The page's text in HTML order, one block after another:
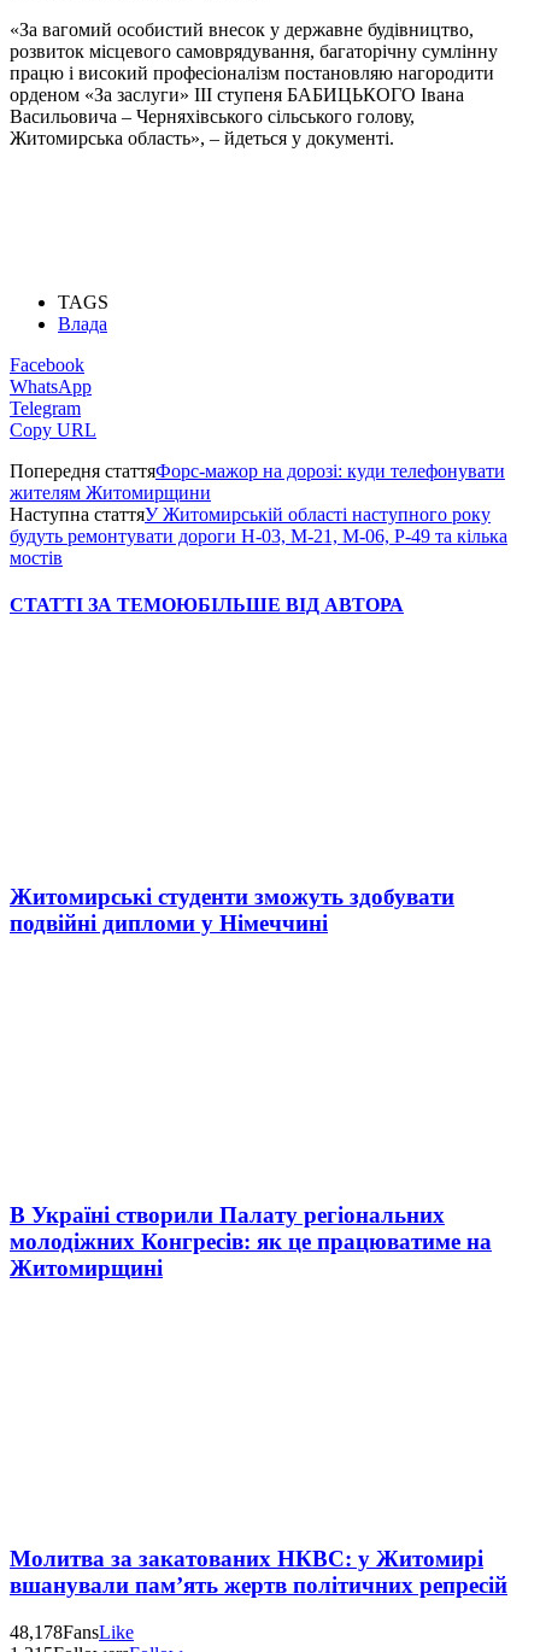
«За вагомий особистий внесок у державне будівництво,
розвиток місцевого самоврядування, багаторічну сумлінну
працю і високий професіоналізм постановляю нагородити
орденом «За заслуги» III ступеня БАБИЦЬКОГО Івана
Васильовича – Черняхівського сільського голову,
Житомирська область», – йдеться у документі.
TAGS
Влада
Facebook
WhatsApp
Telegram
Copy URL
Попередня статтяФорс-мажор на дорозі: куди телефонувати
жителям Житомирщини
Наступна статтяУ Житомирській області наступного року
будуть ремонтувати дороги Н-03, М-21, М-06, Р-49 та кілька
мостів
СТАТТІ ЗА ТЕМОЮБІЛЬШЕ ВІД АВТОРА
Житомирські студенти зможуть здобувати
подвійні дипломи у Німеччині
В Україні створили Палату регіональних
молодіжних Конгресів: як це працюватиме на
Житомирщині
Молитва за закатованих НКВС: у Житомирі
вшанували пам’ять жертв політичних репресій
48,178FansLike